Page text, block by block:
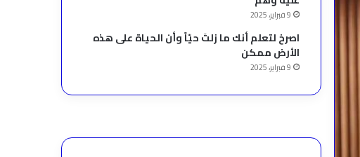
9 فبراير، 2025
‫اصرخ لتعلم أنك ما زلتَ حيّاً وأن الحياة على هذه
الأرض ممكن
9 فبراير، 2025